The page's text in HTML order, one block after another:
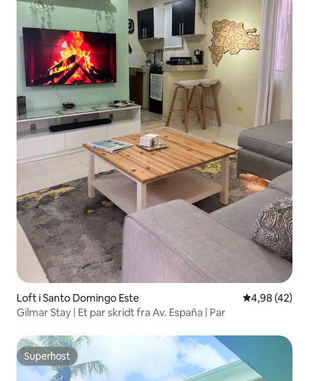
Loft i Santo Domingo Este 4,98 ud af 5 i
4,98 (42)
Gilmar Stay | Et par skridt fra Av. España | Par
Superhost
Superhost